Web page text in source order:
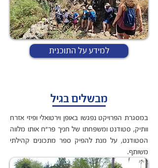
למידע על התוכנית
מבשלים בגיל
במסגרת הפרויקט נפגשו באופן וירטואלי ופיזי אזרח
וותיק, סטודנט ומשפחתו של חניך פר"ח אותו מלווה
הסטודנט, על מנת להפיק ספר מתכונים קהילתי
משותף.